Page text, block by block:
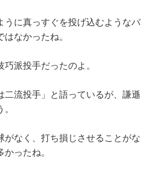
うに真っすぐを投げ込むようなバ
なかったね。
派投手だったのよ。
二流投手」と語っているが、謙遜
がなく、打ち損じさせることがな
ったね。